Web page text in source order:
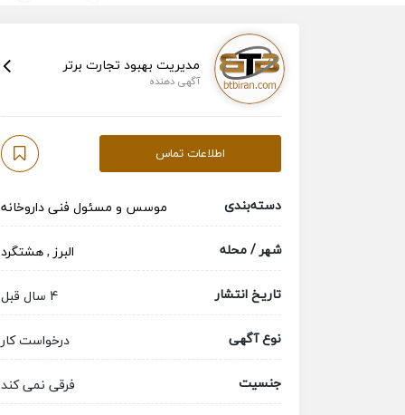
مدیریت بهبود تجارت برتر
آگهی دهنده
اطلاعات تماس
دسته‌بندی
موسس و مسئول فنی داروخانه
شهر / محله
البرز,هشتگرد
تاریخ انتشار
4 سال قبل
نوع آگهی
درخواست کار
جنسیت
فرقی نمی کند